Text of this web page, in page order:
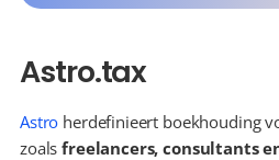
Astro.tax
Astro herdefinieert boekhouding
zoals freelancers, consultants